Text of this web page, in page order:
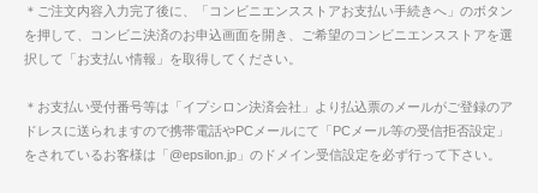
＊ご注文内容入力完了後に、「コンビニエンスストアお支払い手続きへ」のボタン
を押して、コンビニ決済のお申込画面を開き、ご希望のコンビニエンスストアを選
択して「お支払い情報」を取得してください。
＊お支払い受付番号等は「イプシロン決済会社」より払込票のメールがご登録のア
ドレスに送られますので携帯電話やPCメールにて「PCメール等の受信拒否設定」
をされているお客様は「@epsilon.jp」のドメイン受信設定を必ず行って下さい。